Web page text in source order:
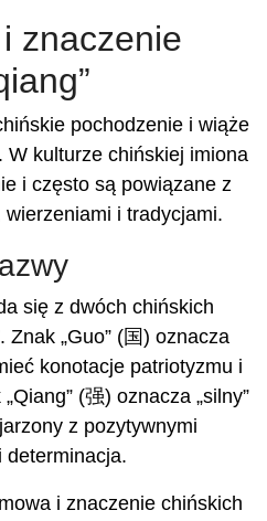
znaczenie
pochodzenie i wiąże
W kulturze chińskiej imiona
i często są powiązane z
i tradycjami.
się z dwóch chińskich
Znak „Guo” (国) oznacza
konotacje patriotyzmu i
(强) oznacza „silny”
z pozytywnymi
determinacja.
i znaczenie chińskich